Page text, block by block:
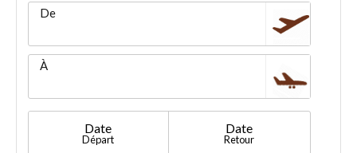
De
À
Date
Départ
Date
Retour